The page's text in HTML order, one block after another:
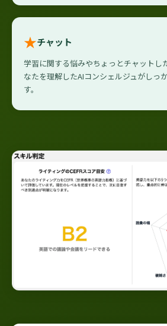
★チャット
学習に関する悩みやちょっとチャットし
なたを理解したAIコンシェルジュがしっ
す。